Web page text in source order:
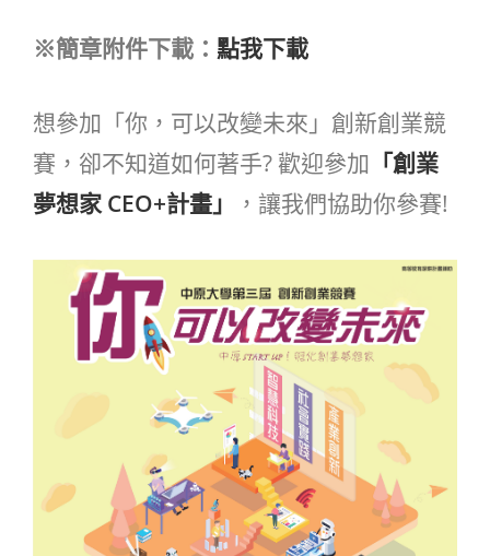
※簡章附件下載： 點我下載
想參加「你，可以改變未來」創新創業競
賽，卻不知道如何著手? 歡迎參加 「創業
夢想家 CEO+計畫」
，讓我們協助你參賽!